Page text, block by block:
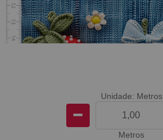
Unidade: Metros
Metros